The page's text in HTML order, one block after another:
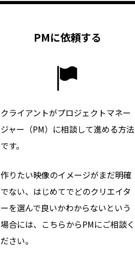
PMに依頼する
クライアントがプロジェクトマネー
ジャー（PM）に相談して進める方法
です。
作りたい映像のイメージがまだ明確
でない、はじめてでどのクリエイタ
ーを選んで良いかわからないという
場合には、こちらからPMにご相談く
ださい。